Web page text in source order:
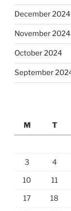
December 2024
November 2024
October 2024
September
M
T
3 4
10 11
17 18